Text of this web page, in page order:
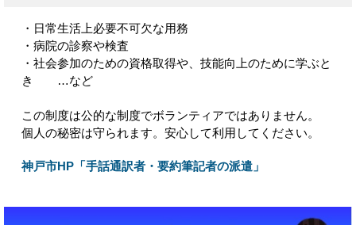
・日常生活上必要不可欠な用務
・病院の診察や検査
・社会参加のための資格取得や、技能向上のために学ぶと
き …など
この制度は公的な制度でボランティアではありません。
個人の秘密は守られます。安心して利用してください。
神戸市HP「手話通訳者・要約筆記者の派遣」